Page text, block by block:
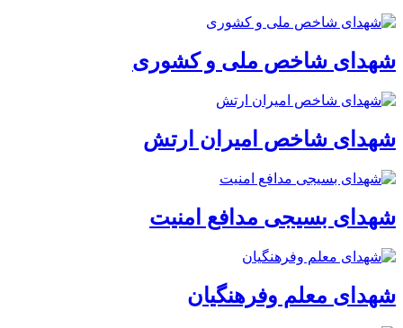
شهدای شاخص ملی و کشوری
شهدای شاخص امیران ارتش
شهدای بسیجی مدافع امنیت
شهدای معلم وفرهنگیان